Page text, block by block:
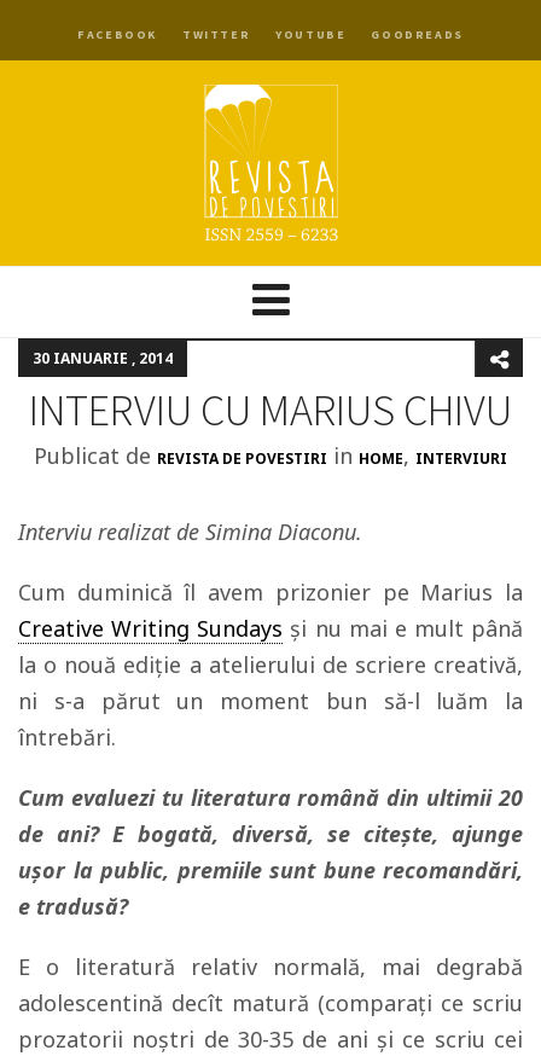
FACEBOOK TWITTER YOUTUBE GOODREADS
30 IANUARIE , 2014
INTERVIU CU MARIUS CHIVU
Publicat de REVISTA DE POVESTIRI in HOME, INTERVIURI
Interviu realizat de Simina Diaconu.
Cum duminică îl avem prizonier pe Marius la
Creative Writing Sundays și nu mai e mult până
la o nouă ediție a atelierului de scriere creativă,
ni s-a părut un moment bun să-l luăm la
întrebări.
Cum evaluezi tu literatura română din ultimii 20
de ani? E bogată, diversă, se citește, ajunge
ușor la public, premiile sunt bune recomandări,
e tradusă?
E o literatură relativ normală, mai degrabă
adolescentină decît matură (comparaţi ce scriu
prozatorii noştri de 30-35 de ani şi ce scriu cei